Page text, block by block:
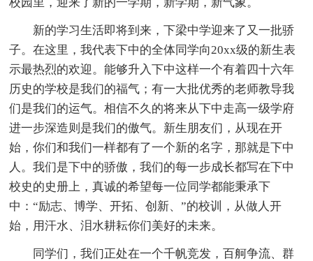
新的学习生活即将到来，下梁中学迎来了又一批骄
子。在这里，我代表下中的全体同学向20xx级的新生表
示最热烈的欢迎。能够升入下中这样一个有着四十六年
历史的学校是我们的福气；有一大批优秀的老师教导我
们是我们的运气。相信不久的将来从下中走高一级学府
进一步深造则是我们的傲气。新生朋友们，从现在开
始，你们和我们一样都有了一个新的名字，那就是下中
人。我们是下中的骄傲，我们的每一步成长都写在下中
校史的史册上，真诚的希望每一位同学都能秉承下
中：“励志、博学、开拓、创新、”的校训，从做人开
始，用汗水、泪水耕耘你们美好的未来。
同学们，我们正处在一个千帆竞发，百舸争流、群